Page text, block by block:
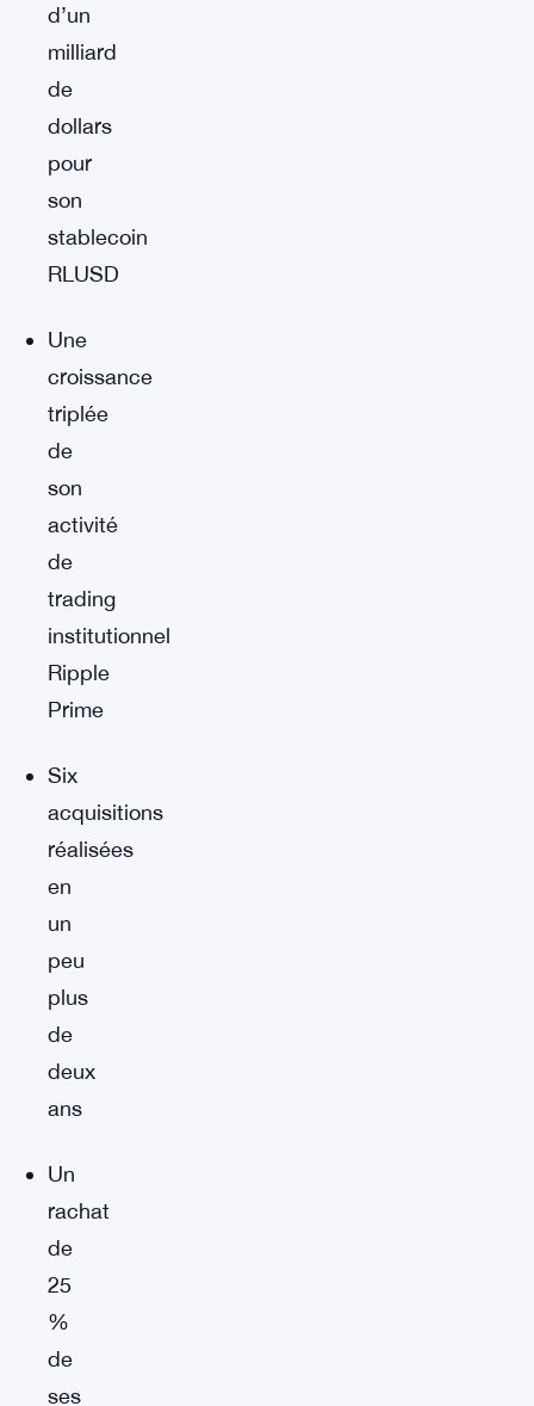
d’un
milliard
de
dollars
pour
son
stablecoin
RLUSD
Une
croissance
triplée
de
son
activité
de
trading
institutionnel
Ripple
Prime
Six
acquisitions
réalisées
en
un
peu
plus
de
deux
ans
Un
rachat
de
25
%
de
ses